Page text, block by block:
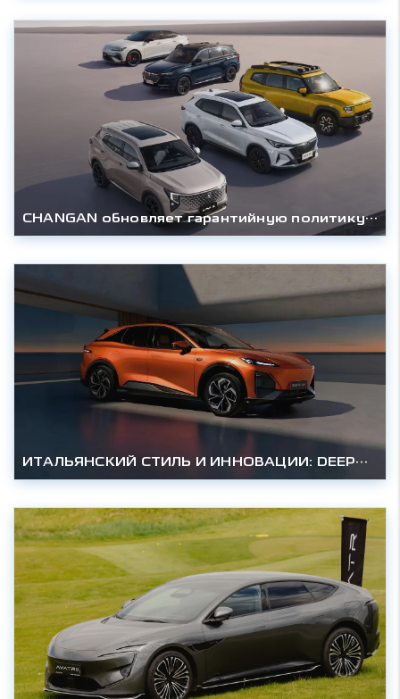
CHANGAN обновляет гарантийную политику и регламент сервисного обслуживания в России
ИТАЛЬЯНСКИЙ СТИЛЬ И ИННОВАЦИИ: DEEPAL S07 – КОМПЛЕКТАЦИЯ «ТЕХНО» ДЛЯ РОССИЙСКИХ ДОРОГ